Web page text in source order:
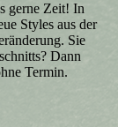
gerne Zeit! In
Styles aus der
Sie
Dann
Termin.